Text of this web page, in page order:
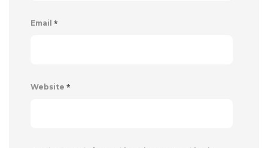
Email *
Website *